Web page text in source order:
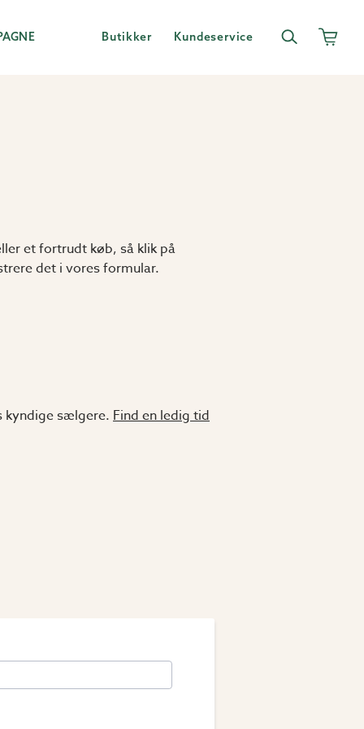
Butikker Kundeservice
et fortrudt køb, så klik på
det i vores formular.
kyndige sælgere. Find en ledig tid